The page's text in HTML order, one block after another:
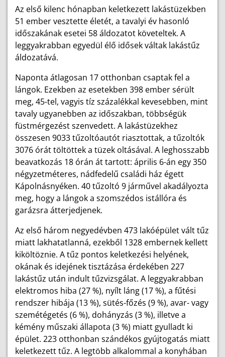
Az első kilenc hónapban keletkezett lakástüzekben
51 ember vesztette életét, a tavalyi év hasonló
időszakának esetei 58 áldozatot követeltek. A
leggyakrabban egyedül élő idősek váltak lakástűz
áldozatává.
Naponta átlagosan 17 otthonban csaptak fel a
lángok. Ezekben az esetekben 398 ember sérült
meg, 45-tel, vagyis tíz százalékkal kevesebben, mint
tavaly ugyanebben az időszakban, többségük
füstmérgezést szenvedett. A lakástüzekhez
összesen 9033 tűzoltóautót riasztottak, a tűzoltók
3076 órát töltöttek a tüzek oltásával. A leghosszabb
beavatkozás 18 órán át tartott: április 6-án egy 350
négyzetméteres, nádfedelű családi ház égett
Kápolnásnyéken. 40 tűzoltó 9 járművel akadályozta
meg, hogy a lángok a szomszédos istállóra és
garázsra átterjedjenek.
Az első három negyedévben 473 lakóépület vált tűz
miatt lakhatatlanná, ezekből 1328 embernek kellett
kiköltöznie. A tűz pontos keletkezési helyének,
okának és idejének tisztázása érdekében 227
lakástűz után indult tűzvizsgálat. A leggyakrabban
elektromos hiba (27 %), nyílt láng (17 %), a fűtési
rendszer hibája (13 %), sütés-főzés (9 %), avar- vagy
szemétégetés (6 %), dohányzás (3 %), illetve a
kémény műszaki állapota (3 %) miatt gyulladt ki
épület. 223 otthonban szándékos gyújtogatás miatt
keletkezett tűz. A legtöbb alkalommal a konyhában